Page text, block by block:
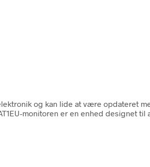
og kan lide at være opdateret
monitoren er en enhed designet til